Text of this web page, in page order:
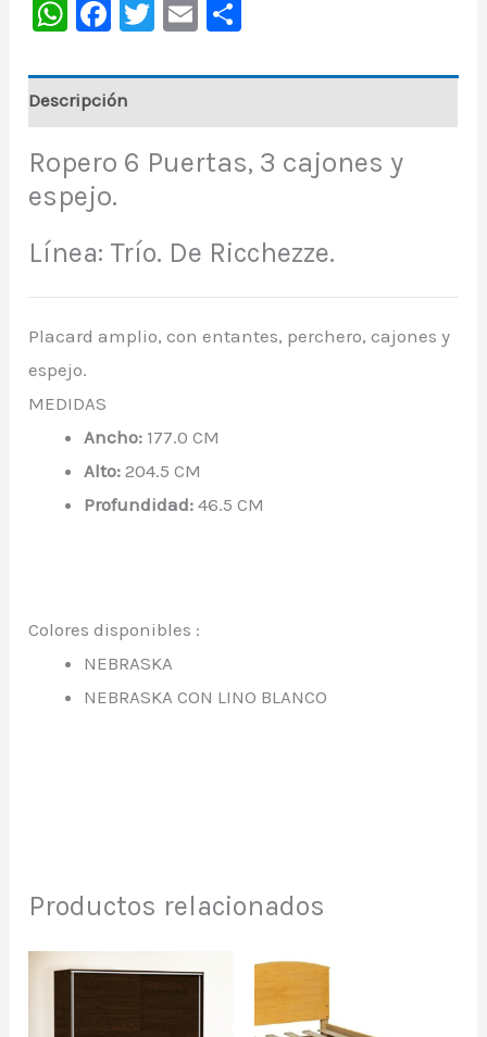
WhatsApp
Facebook
Twitter
Email
Descripción
Ropero 6 Puertas, 3 cajones y
espejo.
Línea: Trío. De Ricchezze.
Placard amplio, con entantes, perchero, cajones y
espejo.
MEDIDAS
Ancho: 177.0 CM
Alto: 204.5 CM
Profundidad: 46.5 CM
Colores disponibles :
NEBRASKA
NEBRASKA CON LINO BLANCO
Productos relacionados